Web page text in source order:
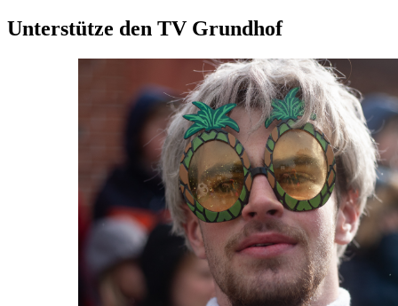
Unterstütze den TV Grundhof